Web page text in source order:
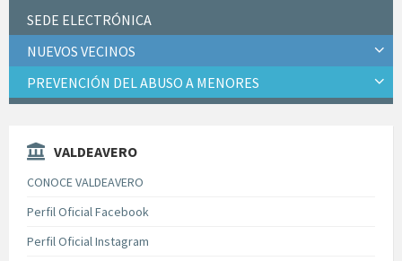
SEDE ELECTRÓNICA
NUEVOS VECINOS
PREVENCIÓN DEL ABUSO A MENORES
VALDEAVERO
CONOCE VALDEAVERO
Perfil Oficial Facebook
Perfil Oficial Instagram